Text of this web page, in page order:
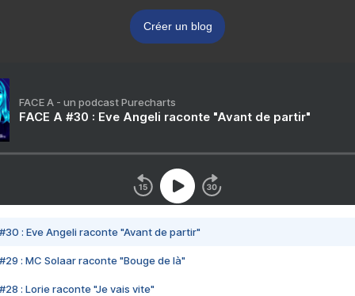
Créer un blog
FACE A - un podcast Purecharts
FACE A #30 : Eve Angeli raconte "Avant de partir"
#30 : Eve Angeli raconte "Avant de partir"
#29 : MC Solaar raconte "Bouge de là"
#28 : Lorie raconte "Je vais vite"